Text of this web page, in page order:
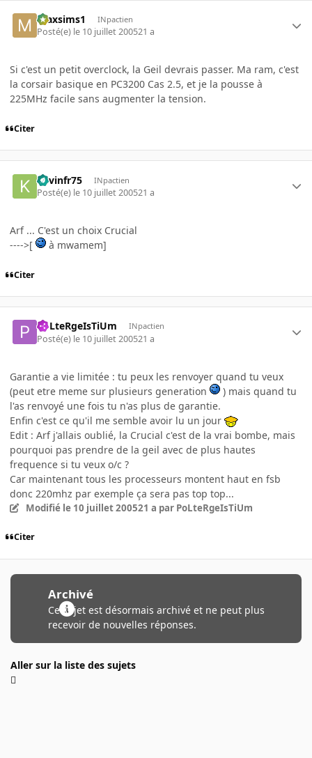
maxsims1 INpactien
Posté(e) le 10 juillet 200521 a
Si c'est un petit overclock, la Geil devrais passer. Ma ram, c'est
la corsair basique en PC3200 Cas 2.5, et je la pousse à
225MHz facile sans augmenter la tension.
Citer
Kevinfr75 INpactien
Posté(e) le 10 juillet 200521 a
Arf ... C'est un choix Crucial
---->[
à mwamem]
Citer
PoLteRgeIsTiUm INpactien
Posté(e) le 10 juillet 200521 a
Garantie a vie limitée : tu peux les renvoyer quand tu veux
(peut etre meme sur plusieurs generation
) mais quand tu
l'as renvoyé une fois tu n'as plus de garantie.
Enfin c'est ce qu'il me semble avoir lu un jour
Edit : Arf j'allais oublié, la Crucial c'est de la vrai bombe, mais
pourquoi pas prendre de la geil avec de plus hautes
frequence si tu veux o/c ?
Car maintenant tous les processeurs montent haut en fsb
donc 220mhz par exemple ça sera pas top top...
Modifié le 10 juillet 200521 a par PoLteRgeIsTiUm
Citer
Archivé
Ce sujet est désormais archivé et ne peut plus
recevoir de nouvelles réponses.
Aller sur la liste des sujets